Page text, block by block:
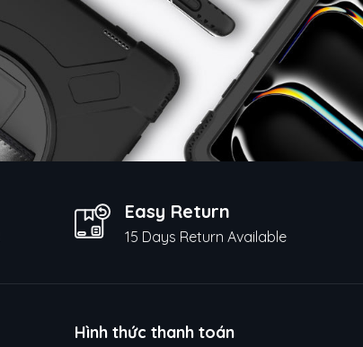
Easy Return
15 Days Return Available
Hình thức thanh toán